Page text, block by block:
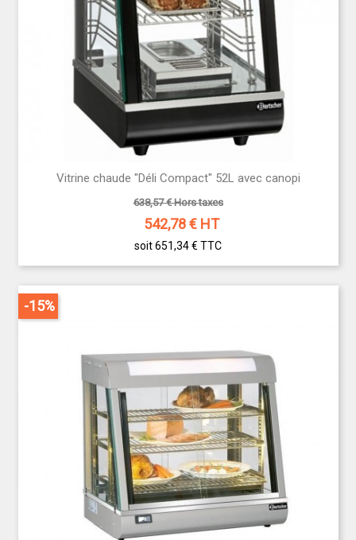
Vitrine chaude "Déli Compact" 52L avec canopi
638,57 € Hors taxes
542,78€ HT
soit 651,34 € TTC
-15%